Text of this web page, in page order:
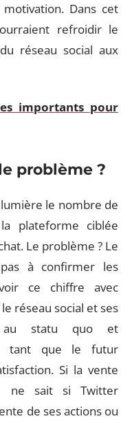
Dans cet
refroidir le
réseau social aux
importants pour
problème ?
le nombre de
plateforme ciblée
Le problème ? Le
à confirmer les
ce chiffre avec
réseau social et ses
au statu quo et
tant que le futur
Si la vente
ne sait si Twitter
de ses actions ou